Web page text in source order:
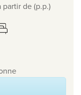
de (p.p.)